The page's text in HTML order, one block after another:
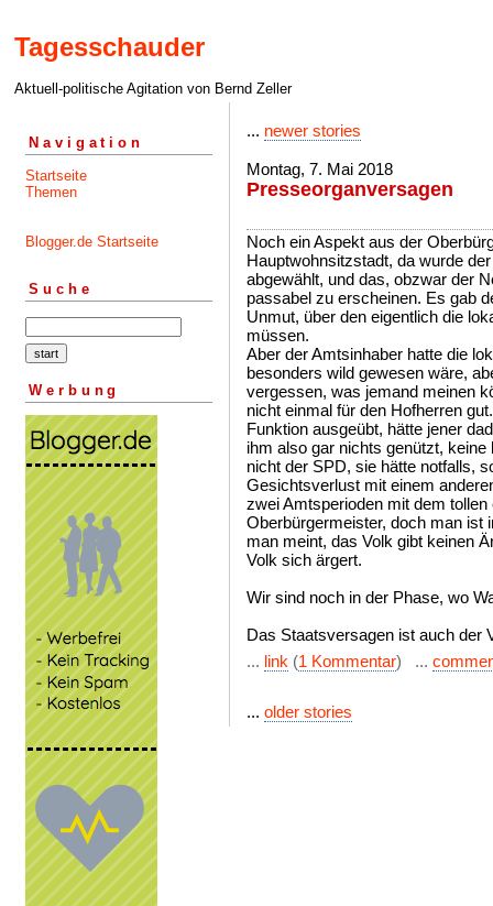
Tagesschauder
Aktuell-politische Agitation von Bernd Zeller
Navigation
Startseite
Themen
Blogger.de Startseite
Suche
Werbung
... newer stories
Montag, 7. Mai 2018
Presseorganversagen
Noch ein Aspekt aus der
Hauptwohnsitzstadt, da wurde
abgewählt, und das, obzwar der
passabel zu erscheinen. Es gab
Unmut, über den eigentlich die
müssen.
Aber der Amtsinhaber hatte die
besonders wild gewesen wäre,
vergessen, was jemand meinen
nicht einmal für den Hofherren
Funktion ausgeübt, hätte jener
ihm also gar nichts genützt,
nicht der SPD, sie hätte notfalls,
Gesichtsverlust mit einem
zwei Amtsperioden mit dem tollen
Oberbürgermeister, doch man
man meint, das Volk gibt keinen
Volk sich ärgert.
Wir sind noch in der Phase, wo
Das Staatsversagen ist auch der
... link (1 Kommentar) ...
... older stories